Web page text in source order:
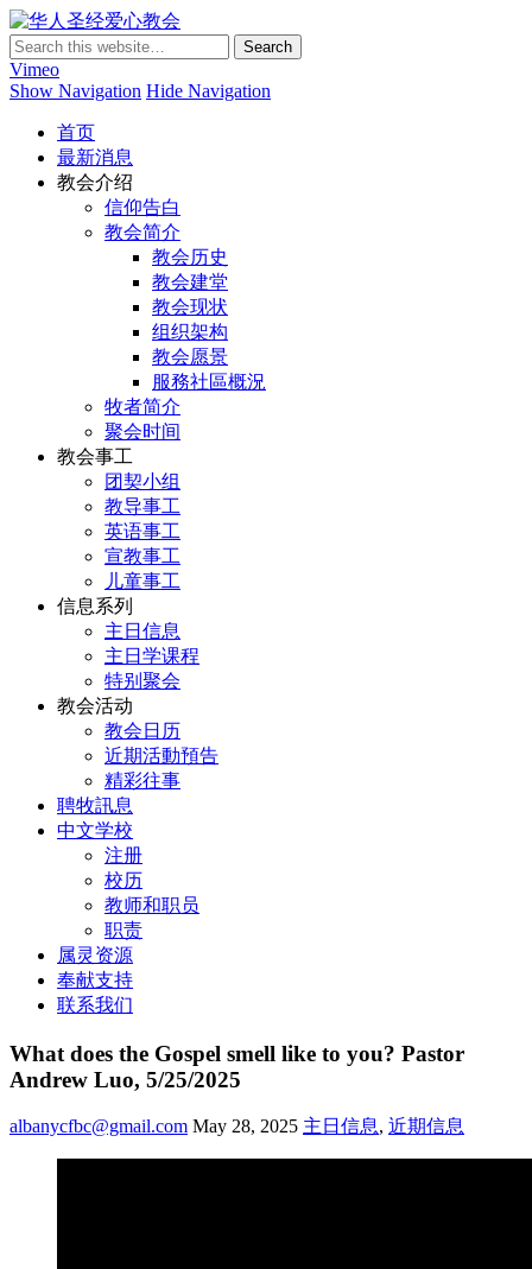
Vimeo
Show Navigation Hide Navigation
首页
最新消息
教会介绍
信仰告白
教会简介
教会历史
教会建堂
教会现状
组织架构
教会愿景
服務社區概況
牧者简介
聚会时间
教会事工
团契小组
教导事工
英语事工
宣教事工
儿童事工
信息系列
主日信息
主日学课程
特别聚会
教会活动
教会日历
近期活動預告
精彩往事
聘牧訊息
中文学校
注册
校历
教师和职员
职责
属灵资源
奉献支持
联系我们
What does the Gospel smell like to you? Pastor
Andrew Luo, 5/25/2025
albanycfbc@gmail.com May 28, 2025 主日信息, 近期信息